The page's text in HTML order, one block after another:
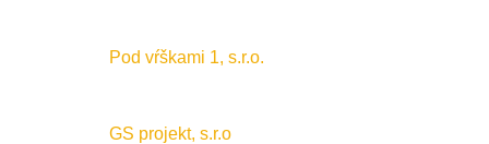
Pod vŕškami 1, s.r.o.
GS projekt, s.r.o